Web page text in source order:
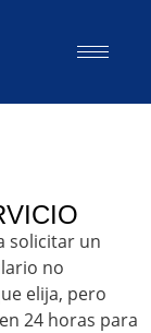
solicitar un
no
elija, pero
24 horas para